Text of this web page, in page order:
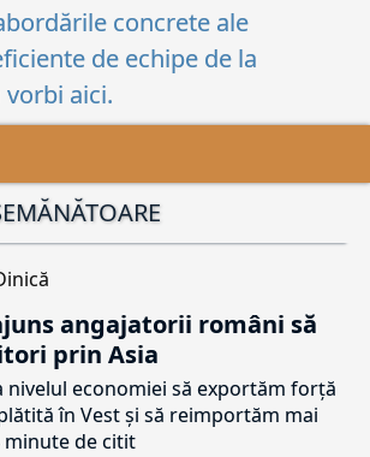
concrete ale
de echipe de la
aici.
angajatorii români să
prin Asia
nivelul economiei să exportăm forță
în Vest și să reimportăm mai
minute de citit